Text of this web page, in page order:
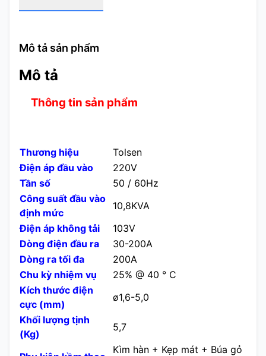
Mô tả sản phẩm
Mô tả
Thông tin sản phẩm
Thương hiệu
Tolsen
Điện áp đầu vào
220V
Tần số
50 / 60Hz
Công suất đầu vào
định mức
10,8KVA
Điện áp không tải
103V
Dòng điện đầu ra
30-200A
Dòng ra tối đa
200A
Chu kỳ nhiệm vụ
25% @ 40 ° C
Kích thước điện
cực (mm)
ø1,6-5,0
Khối lượng tịnh
(Kg)
5,7
Kìm hàn + Kẹp mát + Búa gỏ